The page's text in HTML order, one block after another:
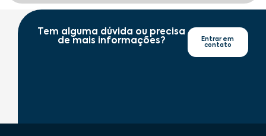
Tem alguma dúvida ou precisa
de mais informações?
Entrar em
contato